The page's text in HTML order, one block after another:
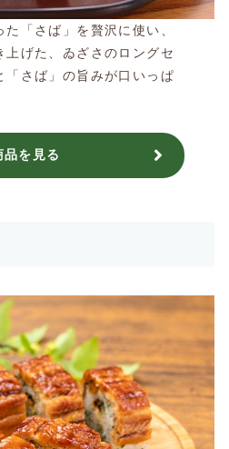
「さば」を贅沢に使い、
上げた、ゐざさのロングセ
「さば」の旨みが口いっぱ
品を見る